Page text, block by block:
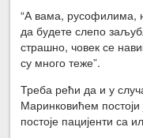
“А вама, русофилима,
да будете слепо
страшно, човек се
су много теже”.
Треба рећи да и у
Маринковићем постоји
постоје пацијенти са